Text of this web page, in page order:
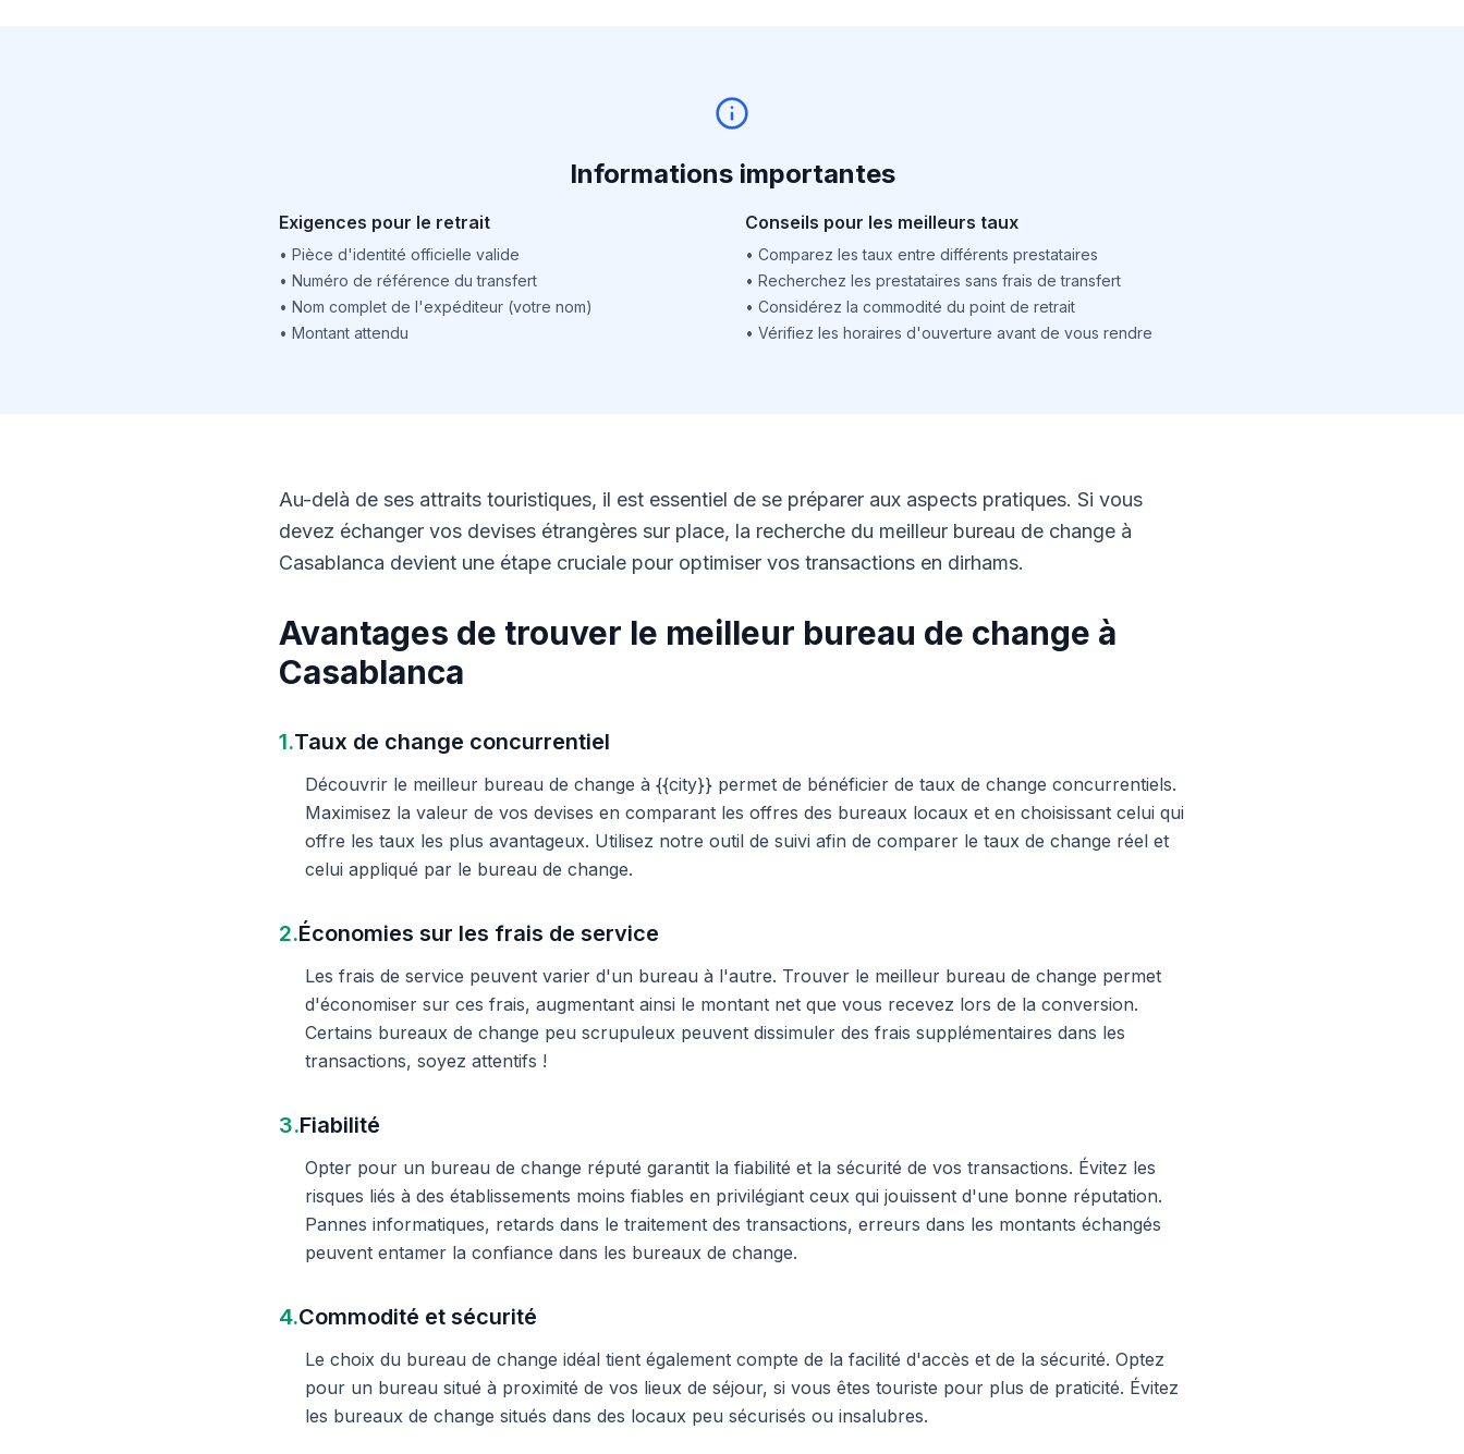
Informations importantes
Exigences pour le retrait
• Pièce d'identité officielle valide
• Numéro de référence du transfert
• Nom complet de l'expéditeur (votre nom)
• Montant attendu
Conseils pour les meilleurs taux
• Comparez les taux entre différents prestataires
• Recherchez les prestataires sans frais de transfert
• Considérez la commodité du point de retrait
• Vérifiez les horaires d'ouverture avant de vous rendre
Au-delà de ses attraits touristiques, il est essentiel de se préparer aux aspects pratiques. Si vous
devez échanger vos devises étrangères sur place, la recherche du meilleur bureau de change à
Casablanca devient une étape cruciale pour optimiser vos transactions en dirhams.
Avantages de trouver le meilleur bureau de change à
Casablanca
1.Taux de change concurrentiel
Découvrir le meilleur bureau de change à {{city}} permet de bénéficier de taux de change concurrentiels.
Maximisez la valeur de vos devises en comparant les offres des bureaux locaux et en choisissant celui qui
offre les taux les plus avantageux. Utilisez notre outil de suivi afin de comparer le taux de change réel et
celui appliqué par le bureau de change.
2.Économies sur les frais de service
Les frais de service peuvent varier d'un bureau à l'autre. Trouver le meilleur bureau de change permet
d'économiser sur ces frais, augmentant ainsi le montant net que vous recevez lors de la conversion.
Certains bureaux de change peu scrupuleux peuvent dissimuler des frais supplémentaires dans les
transactions, soyez attentifs !
3.Fiabilité
Opter pour un bureau de change réputé garantit la fiabilité et la sécurité de vos transactions. Évitez les
risques liés à des établissements moins fiables en privilégiant ceux qui jouissent d'une bonne réputation.
Pannes informatiques, retards dans le traitement des transactions, erreurs dans les montants échangés
peuvent entamer la confiance dans les bureaux de change.
4.Commodité et sécurité
Le choix du bureau de change idéal tient également compte de la facilité d'accès et de la sécurité. Optez
pour un bureau situé à proximité de vos lieux de séjour, si vous êtes touriste pour plus de praticité. Évitez
les bureaux de change situés dans des locaux peu sécurisés ou insalubres.